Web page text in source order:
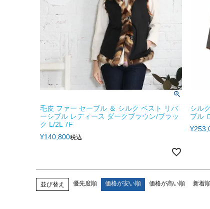
毛皮 ファー セーブル ＆ シルク ベスト リバ
ーシブル レディース ダークブラウン/ブラッ
ク L/2L 7F
¥140,800税込
シル
ブル
¥
並び替え 優先度順 価格が安い順 価格が高い順 新着